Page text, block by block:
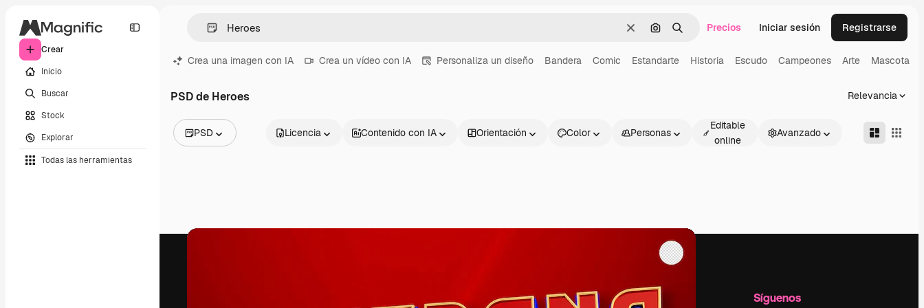
Crear
Inicio
Buscar
Stock
Explorar
Todas las herramientas
BorrarBuscar por imagen
BuscarPrecios Iniciar sesión Registrarse
Crea una imagen con IA Crea un vídeo con IA Personaliza un diseño Bandera Comic Estandarte Historia Escudo Campeones Arte Mascota
PSD de Heroes Relevancia
PSD
Vídeos
Licencia Contenido con IA Orientación Color Personas
Editable
online
Avanzado
Productos Información útil Empresa Síguenos